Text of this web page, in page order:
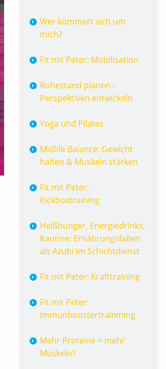
Wer kümmert sich um
mich?
Fit mit Peter: Mobilisation
Ruhestand planen -
Perspektiven entwickeln
Yoga und Pilates
Midlife Balance: Gewicht
halten & Muskeln stärken
Fit mit Peter:
Kickboxtraining
Heißhunger, Energiedrinks,
Kantine: Ernährungsfallen
als Azubi im Schichtdienst
Fit mit Peter: Krafttraining
Fit mit Peter:
Immunboostertrainining
Mehr Proteine = mehr
Muskeln?